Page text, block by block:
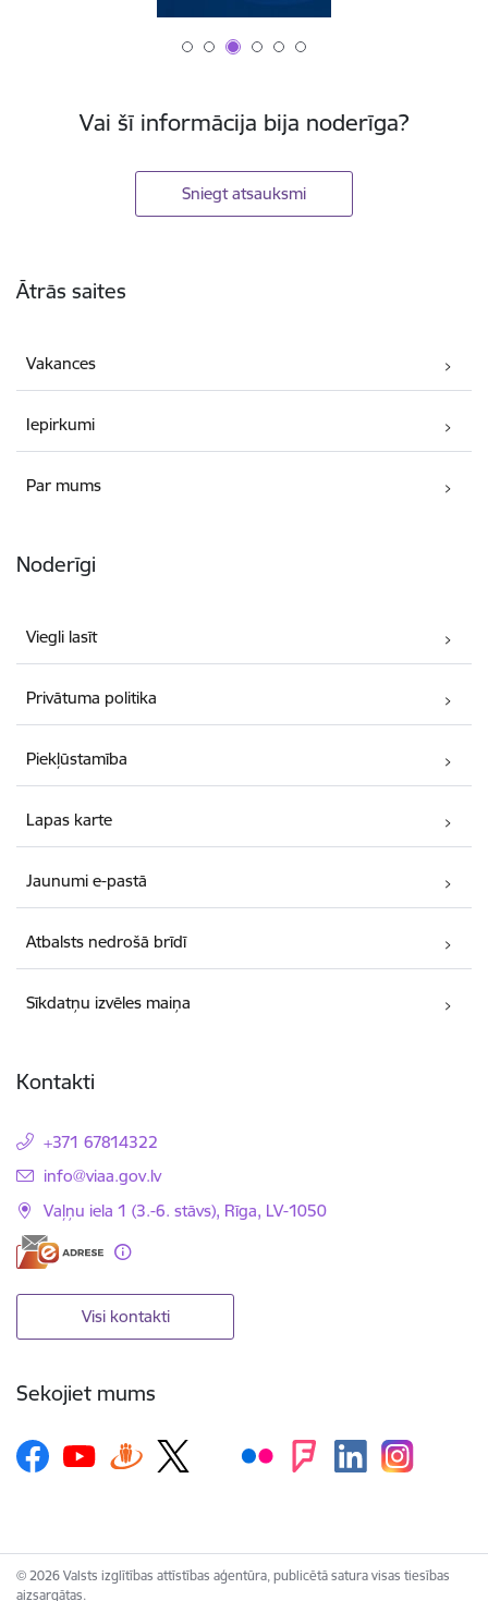
Vai šī informācija bija noderīga?
Sniegt atsauksmi
Ātrās saites
Vakances
Iepirkumi
Par mums
Noderīgi
Viegli lasīt
Privātuma politika
Piekļūstamība
Lapas karte
Jaunumi e-pastā
Atbalsts nedrošā brīdī
Sīkdatņu izvēles maiņa
Kontakti
+371 67814322
E-pasts:
info@viaa.gov.lv
Vaļņu iela 1 (3.-6. stāvs), Rīga, LV-1050
Visi kontakti
Sekojiet mums
© 2026 Valsts izglītības attīstības aģentūra, publicētā satura visas tiesības
aizsargātas.